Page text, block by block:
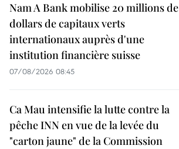
Nam A Bank mobilise 20 millions de
dollars de capitaux verts
internationaux auprès d'une
institution financière suisse
07/08/2026 08:45
Ca Mau intensifie la lutte contre la
pêche INN en vue de la levée du
"carton jaune" de la Commission